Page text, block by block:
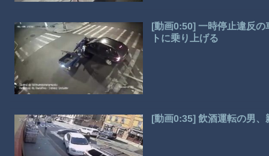
[動画0:50] 一時停止違反
トに乗り上げる
[動画0:35] 飲酒運転の男